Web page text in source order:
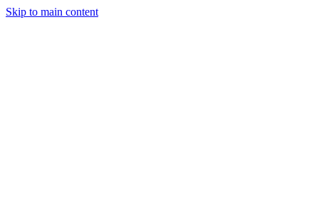
Skip to main content